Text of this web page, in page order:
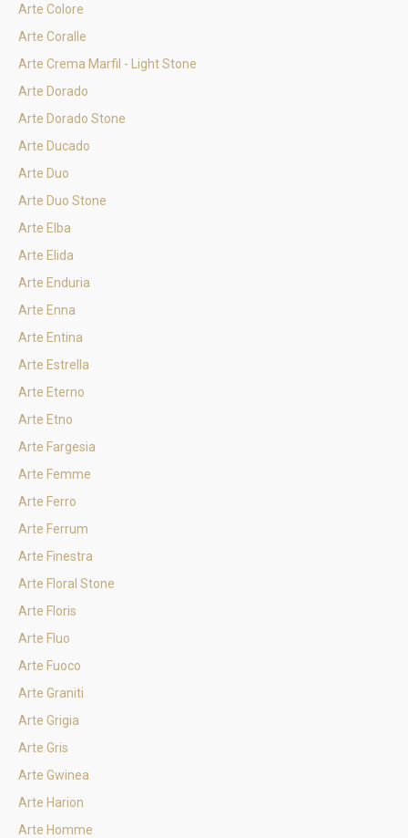
Arte Colore
Arte Coralle
Arte Crema Marfil - Light Stone
Arte Dorado
Arte Dorado Stone
Arte Ducado
Arte Duo
Arte Duo Stone
Arte Elba
Arte Elida
Arte Enduria
Arte Enna
Arte Entina
Arte Estrella
Arte Eterno
Arte Etno
Arte Fargesia
Arte Femme
Arte Ferro
Arte Ferrum
Arte Finestra
Arte Floral Stone
Arte Floris
Arte Fluo
Arte Fuoco
Arte Graniti
Arte Grigia
Arte Gris
Arte Gwinea
Arte Harion
Arte Homme